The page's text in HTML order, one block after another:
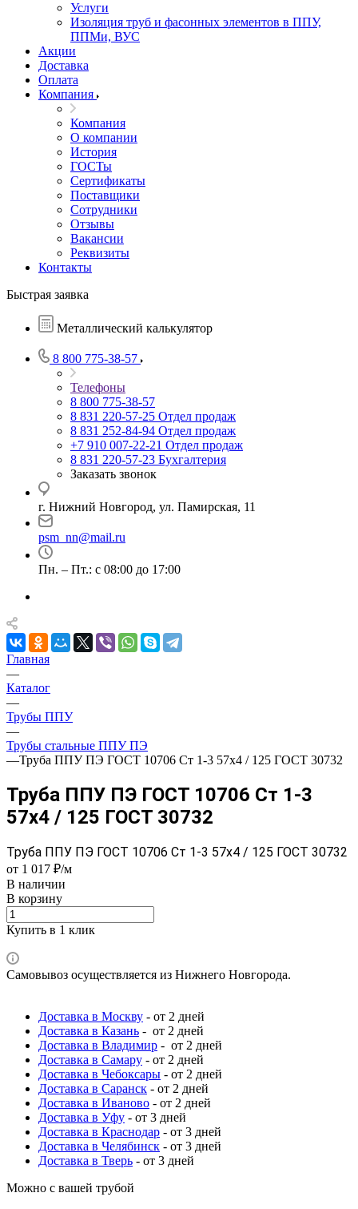
Услуги
Изоляция труб и фасонных элементов в ППУ,
ППМи, ВУС
Акции
Доставка
Оплата
Компания
Компания
О компании
История
ГОСТы
Сертификаты
Поставщики
Сотрудники
Отзывы
Вакансии
Реквизиты
Контакты
Быстрая заявка
Металлический калькулятор
8 800 775-38-57
Телефоны
8 800 775-38-57
8 831 220-57-25 Отдел продаж
8 831 252-84-94 Отдел продаж
+7 910 007-22-21 Отдел продаж
8 831 220-57-23 Бухгалтерия
Заказать звонок
г. Нижний Новгород, ул. Памирская, 11
psm_nn@mail.ru
Пн. – Пт.: с 08:00 до 17:00
Главная
—
Каталог
—
Трубы ППУ
—
Трубы стальные ППУ ПЭ
—Труба ППУ ПЭ ГОСТ 10706 Ст 1-3 57x4 / 125 ГОСТ 30732
Труба ППУ ПЭ ГОСТ 10706 Ст 1-3
57x4 / 125 ГОСТ 30732
Труба ППУ ПЭ ГОСТ 10706 Ст 1-3 57x4 / 125 ГОСТ 30732
от 1 017 ₽/м
В наличии
В корзину
Купить в 1 клик
Самовывоз осуществляется из Нижнего Новгорода.
Доставка в Москву - от 2 дней
Доставка в Казань - от 2 дней
Доставка в Владимир - от 2 дней
Доставка в Самару - от 2 дней
Доставка в Чебоксары - от 2 дней
Доставка в Саранск - от 2 дней
Доставка в Иваново - от 2 дней
Доставка в Уфу - от 3 дней
Доставка в Краснодар - от 3 дней
Доставка в Челябинск - от 3 дней
Доставка в Тверь - от 3 дней
Можно с вашей трубой